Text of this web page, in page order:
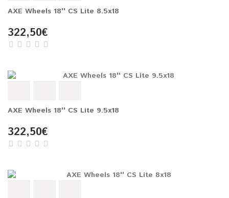
AXE Wheels 18'' CS Lite 8.5x18
322,50€
AXE Wheels 18'' CS Lite 9.5x18
322,50€